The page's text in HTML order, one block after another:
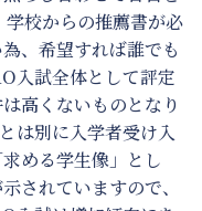
校からの推薦書が必
、希望すれば誰でも
入試全体として評定
高くないものとなり
は別に入学者受け入
める学生像」とし
されていますので、